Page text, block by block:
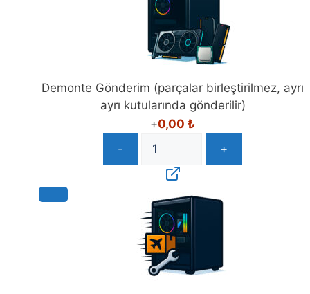
Demonte Gönderim (parçalar birleştirilmez, ayrı
ayrı kutularında gönderilir)
+0,00 ₺
-
+